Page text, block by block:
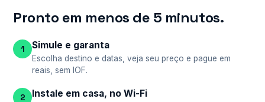
Pronto em menos de 5 minutos.
1 Simule e garanta
Escolha destino e datas, veja seu preço e pague em
reais, sem IOF.
2 Instale em casa, no Wi-Fi